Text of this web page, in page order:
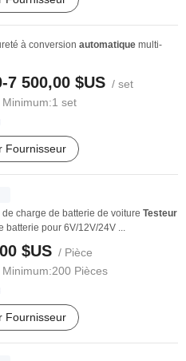
à conversion automatique multi-
7 500,00 $US / set
1 set
Fournisseur
de charge de batterie de voiture Testeur
batterie pour 6V/12V/24V ...
$US / Pièce
200 Pièces
Fournisseur